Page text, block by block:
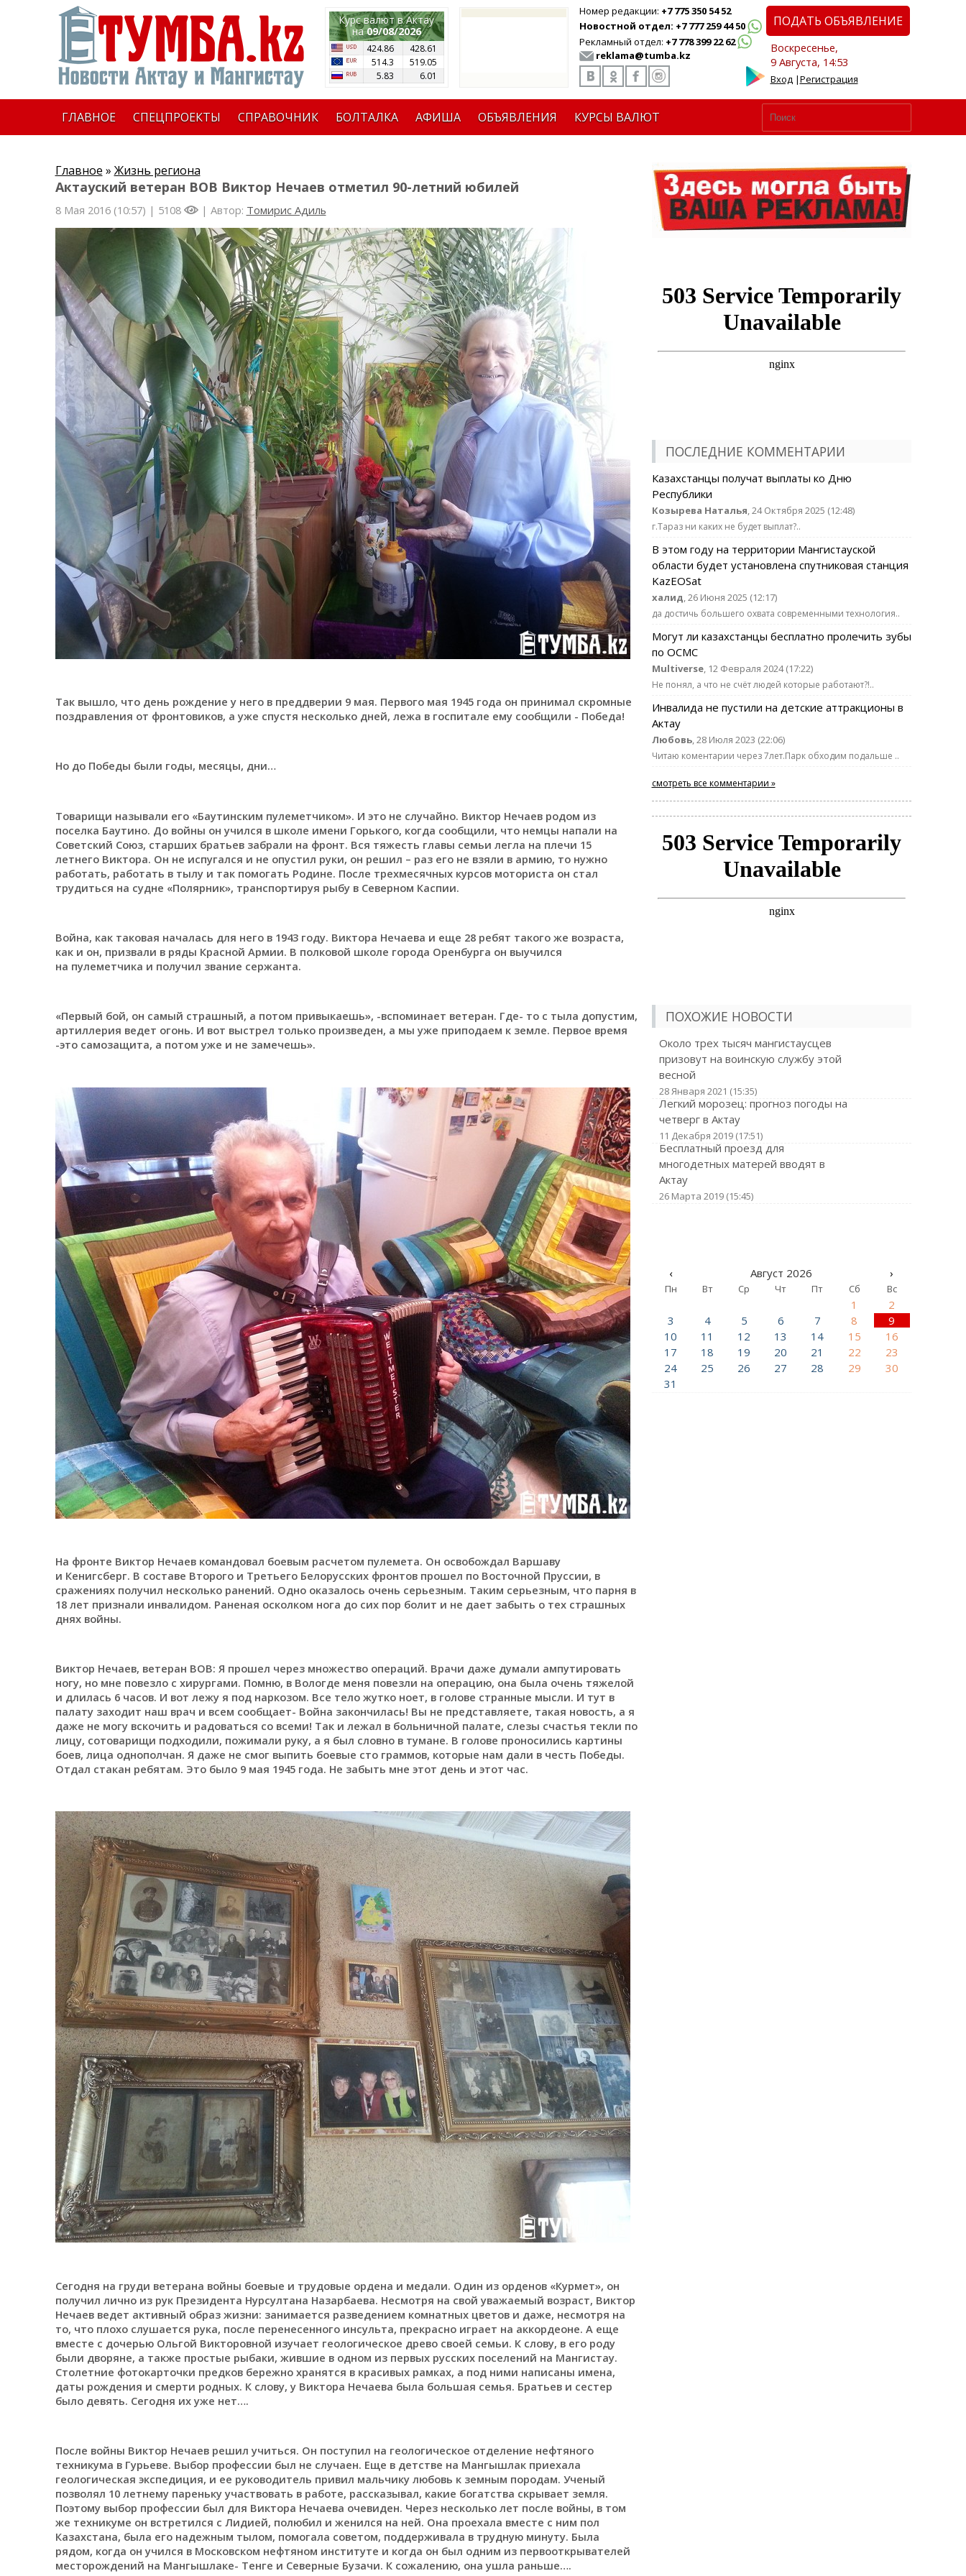
Курс валют в Актау
на09/08/2026
424.86
428.61
514.3
519.05
5.83
6.01
Номер редакции: +7 775 350 54 52
Новостной отдел: +7 777 259 44 50
Рекламный отдел: +7 778 399 22 62
reklama@tumba.kz
ПОДАТЬ ОБЪЯВЛЕНИЕ
Воскресенье,
9 Августа, 14:53
Вход|Регистрация
ГЛАВНОЕ СПЕЦПРОЕКТЫ СПРАВОЧНИК БОЛТАЛКА АФИША ОБЪЯВЛЕНИЯ КУРСЫ ВАЛЮТ
Главное » Жизнь региона
Актауский ветеран ВОВ Виктор Нечаев отметил 90-летний юбилей
8 Мая 2016 (10:57) | 5108 | Автор: Томирис Адиль
Так вышло, что день рождение у него в преддверии 9 мая. Первого мая 1945 года он принимал скромные
поздравления от фронтовиков, а уже спустя несколько дней, лежа в госпитале ему сообщили - Победа!
Но до Победы были годы, месяцы, дни…
Товарищи называли его «Баутинским пулеметчиком». И это не случайно. Виктор Нечаев родом из
поселка Баутино. До войны он учился в школе имени Горького, когда сообщили, что немцы напали на
Советский Союз, старших братьев забрали на фронт. Вся тяжесть главы семьи легла на плечи 15
летнего Виктора. Он не испугался и не опустил руки, он решил – раз его не взяли в армию, то нужно
работать, работать в тылу и так помогать Родине. После трехмесячных курсов моториста он стал
трудиться на судне «Полярник», транспортируя рыбу в Северном Каспии.
Война, как таковая началась для него в 1943 году. Виктора Нечаева и еще 28 ребят такого же возраста,
как и он, призвали в ряды Красной Армии. В полковой школе города Оренбурга он выучился
на пулеметчика и получил звание сержанта.
«Первый бой, он самый страшный, а потом привыкаешь», -вспоминает ветеран. Где- то с тыла допустим,
артиллерия ведет огонь. И вот выстрел только произведен, а мы уже приподаем к земле. Первое время
-это самозащита, а потом уже и не замечешь».
На фронте Виктор Нечаев командовал боевым расчетом пулемета. Он освобождал Варшаву
и Кенигсберг. В составе Второго и Третьего Белорусских фронтов прошел по Восточной Пруссии, в
сражениях получил несколько ранений. Одно оказалось очень серьезным. Таким серьезным, что парня в
18 лет признали инвалидом. Раненая осколком нога до сих пор болит и не дает забыть о тех страшных
днях войны.
Виктор Нечаев, ветеран ВОВ: Я прошел через множество операций. Врачи даже думали ампутировать
ногу, но мне повезло с хирургами. Помню, в Вологде меня повезли на операцию, она была очень тяжелой
и длилась 6 часов. И вот лежу я под наркозом. Все тело жутко ноет, в голове странные мысли. И тут в
палату заходит наш врач и всем сообщает- Война закончилась! Вы не представляете, такая новость, а я
даже не могу вскочить и радоваться со всеми! Так и лежал в больничной палате, слезы счастья текли по
лицу, сотоварищи подходили, пожимали руку, а я был словно в тумане. В голове проносились картины
боев, лица однополчан. Я даже не смог выпить боевые сто граммов, которые нам дали в честь Победы.
Отдал стакан ребятам. Это было 9 мая 1945 года. Не забыть мне этот день и этот час.
Сегодня на груди ветерана войны боевые и трудовые ордена и медали. Один из орденов «Курмет», он
получил лично из рук Президента Нурсултана Назарбаева. Несмотря на свой уважаемый возраст, Виктор
Нечаев ведет активный образ жизни: занимается разведением комнатных цветов и даже, несмотря на
то, что плохо слушается рука, после перенесенного инсульта, прекрасно играет на аккордеоне. А еще
вместе с дочерью Ольгой Викторовной изучает геологическое древо своей семьи. К слову, в его роду
были дворяне, а также простые рыбаки, жившие в одном из первых русских поселений на Мангистау.
Столетние фотокарточки предков бережно хранятся в красивых рамках, а под ними написаны имена,
даты рождения и смерти родных. К слову, у Виктора Нечаева была большая семья. Братьев и сестер
было девять. Сегодня их уже нет….
После войны Виктор Нечаев решил учиться. Он поступил на геологическое отделение нефтяного
техникума в Гурьеве. Выбор профессии был не случаен. Еще в детстве на Мангышлак приехала
геологическая экспедиция, и ее руководитель привил мальчику любовь к земным породам. Ученый
позволял 10 летнему пареньку участвовать в работе, рассказывал, какие богатства скрывает земля.
Поэтому выбор профессии был для Виктора Нечаева очевиден. Через несколько лет после войны, в том
же техникуме он встретился с Лидией, полюбил и женился на ней. Она проехала вместе с ним пол
Казахстана, была его надежным тылом, помогала советом, поддерживала в трудную минуту. Была
рядом, когда он учился в Московском нефтяном институте и когда он был одним из первооткрывателей
месторождений на Мангышлаке- Тенге и Северные Бузачи. К сожалению, она ушла раньше….
ПОСЛЕДНИЕ КОММЕНТАРИИ
Казахстанцы получат выплаты ко Дню
Республики
Козырева Наталья, 24 Октября 2025 (12:48)
г.Тараз ни каких не будет выплат?..
В этом году на территории Мангистауской
области будет установлена спутниковая станция
KazEOSat
халид, 26 Июня 2025 (12:17)
да достичь большего охвата современными технология..
Могут ли казахстанцы бесплатно пролечить зубы
по ОСМС
Multiverse, 12 Февраля 2024 (17:22)
Не понял, а что не счёт людей которые работают?!..
Инвалида не пустили на детские аттракционы в
Актау
Любовь, 28 Июля 2023 (22:06)
Читаю коментарии через 7лет.Парк обходим подальше ..
смотреть все комментарии »
ПОХОЖИЕ НОВОСТИ
Около трех тысяч мангистаусцев
призовут на воинскую службу этой
весной
28 Января 2021 (15:35)
Легкий морозец: прогноз погоды на
четверг в Актау
11 Декабря 2019 (17:51)
Бесплатный проезд для
многодетных матерей вводят в
Актау
26 Марта 2019 (15:45)
‹ Август 2026 ›
Пн Вт Ср Чт Пт Сб Вс
1
2
3
4 5 6 7 8
9
10
11 12 13 14 15
16
17
18 19 20 21 22
23
24
25 26 27 28 29
30
31